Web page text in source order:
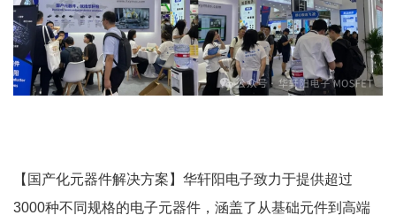
【国产化元器件解决方案】华轩阳电子致力于提供超过
3000种不同规格的电子元器件，涵盖了从基础元件到高端